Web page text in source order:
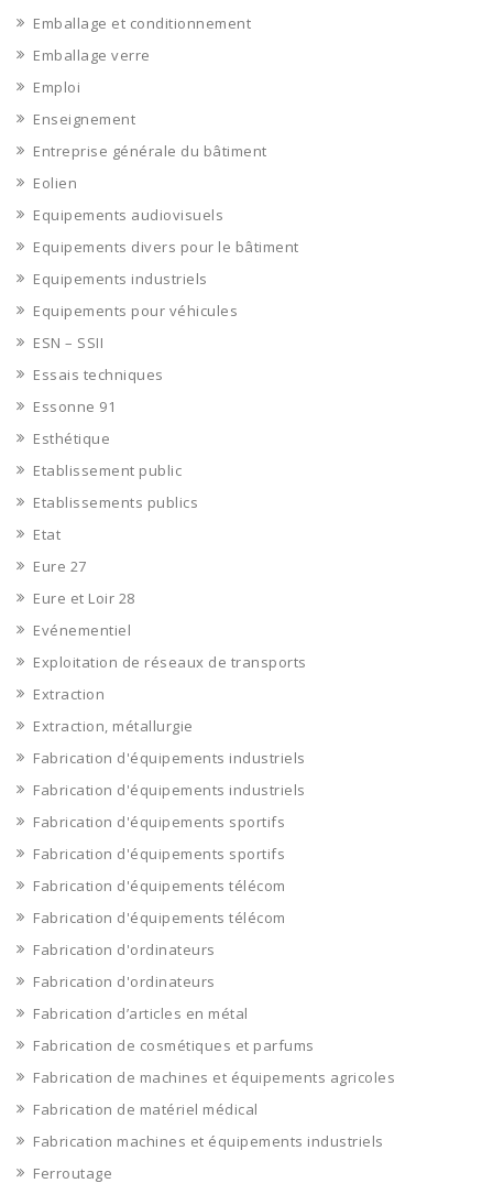
Emballage et conditionnement
Emballage verre
Emploi
Enseignement
Entreprise générale du bâtiment
Eolien
Equipements audiovisuels
Equipements divers pour le bâtiment
Equipements industriels
Equipements pour véhicules
ESN – SSII
Essais techniques
Essonne 91
Esthétique
Etablissement public
Etablissements publics
Etat
Eure 27
Eure et Loir 28
Evénementiel
Exploitation de réseaux de transports
Extraction
Extraction, métallurgie
Fabrication d'équipements industriels
Fabrication d'équipements industriels
Fabrication d'équipements sportifs
Fabrication d'équipements sportifs
Fabrication d'équipements télécom
Fabrication d'équipements télécom
Fabrication d'ordinateurs
Fabrication d'ordinateurs
Fabrication d’articles en métal
Fabrication de cosmétiques et parfums
Fabrication de machines et équipements agricoles
Fabrication de matériel médical
Fabrication machines et équipements industriels
Ferroutage